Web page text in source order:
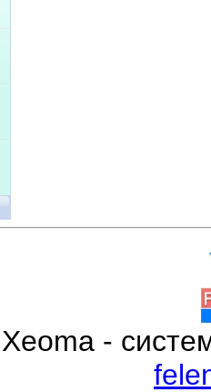
Xeoma -